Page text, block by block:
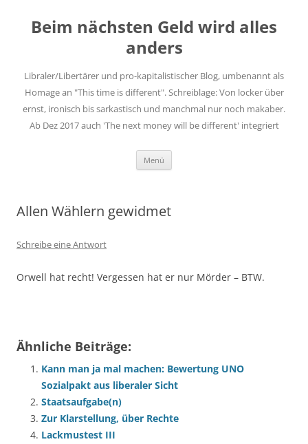
springen
Beim nächsten Geld wird alles
anders
Libraler/Libertärer und pro-kapitalistischer Blog, umbenannt als
Homage an "This time is different". Schreiblage: Von locker über
ernst, ironisch bis sarkastisch und manchmal nur noch makaber.
Ab Dez 2017 auch 'The next money will be different' integriert
Menü
Allen Wählern gewidmet
Schreibe eine Antwort
Orwell hat recht! Vergessen hat er nur Mörder – BTW.
Ähnliche Beiträge:
Kann man ja mal machen: Bewertung UNO
Sozialpakt aus liberaler Sicht
Staatsaufgabe(n)
Zur Klarstellung, über Rechte
Lackmustest III